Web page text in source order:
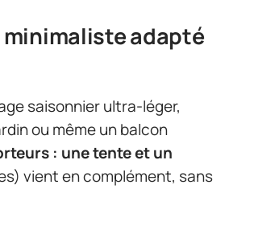
adapté
saisonnier ultra-léger,
ou même un balcon
: une tente et un
vient en complément, sans